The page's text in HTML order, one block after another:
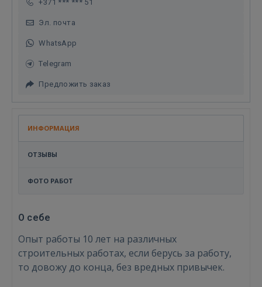
+371 *** *** 51
Эл. почта
WhatsApp
Telegram
Предложить заказ
ИНФОРМАЦИЯ
ОТЗЫВЫ
ФОТО РАБОТ
О себе
Опыт работы 10 лет на различных
строительных работах, если берусь за работу,
то довожу до конца, без вредных привычек.